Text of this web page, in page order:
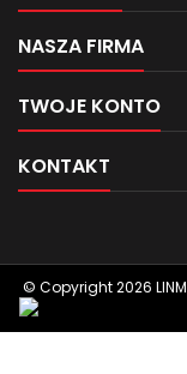
NASZA FIRMA
TWOJE KONTO
KONTAKT
© Copyright 2026